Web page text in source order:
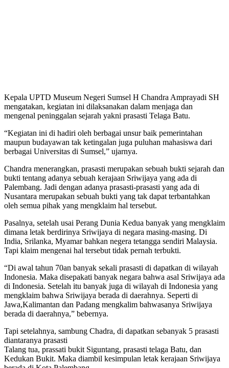
Kepala UPTD Museum Negeri Sumsel H Chandra Amprayadi SH
mengatakan, kegiatan ini dilaksanakan dalam menjaga dan
mengenal peninggalan sejarah yakni prasasti Telaga Batu.
“Kegiatan ini di hadiri oleh berbagai unsur baik pemerintahan
maupun budayawan tak ketingalan juga puluhan mahasiswa dari
berbagai Universitas di Sumsel,” ujarnya.
Chandra menerangkan, prasasti merupakan sebuah bukti sejarah dan
bukti tentang adanya sebuah kerajaan Sriwijaya yang ada di
Palembang. Jadi dengan adanya prasasti-prasasti yang ada di
Nusantara merupakan sebuah bukti yang tak dapat terbantahkan
oleh semua pihak yang mengklaim hal tersebut.
Pasalnya, setelah usai Perang Dunia Kedua banyak yang mengklaim
dimana letak berdirinya Sriwijaya di negara masing-masing. Di
India, Srilanka, Myamar bahkan negera tetangga sendiri Malaysia.
Tapi klaim mengenai hal tersebut tidak pernah terbukti.
“Di awal tahun 70an banyak sekali prasasti di dapatkan di wilayah
Indonesia. Maka disepakati banyak negara bahwa asal Sriwijaya ada
di Indonesia. Setelah itu banyak juga di wilayah di Indonesia yang
mengklaim bahwa Sriwijaya berada di daerahnya. Seperti di
Jawa,Kalimantan dan Padang mengkalim bahwasanya Sriwijaya
berada di daerahnya,” bebernya.
Tapi setelahnya, sambung Chadra, di dapatkan sebanyak 5 prasasti
diantaranya prasasti
Talang tua, prassati bukit Siguntang, prasasti telaga Batu, dan
Kedukan Bukit. Maka diambil kesimpulan letak kerajaan Sriwijaya